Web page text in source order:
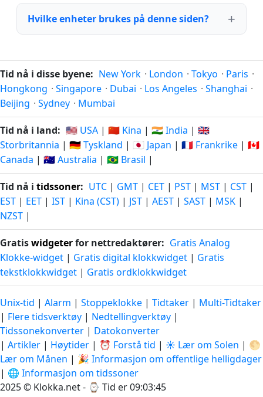
Hvilke enheter brukes på denne siden?
Tid nå i disse byene: New York · London · Tokyo · Paris ·
Hongkong · Singapore · Dubai · Los Angeles · Shanghai ·
Beijing · Sydney · Mumbai
Tid nå i land: 🇺🇸 USA | 🇨🇳 Kina | 🇮🇳 India | 🇬🇧
Storbritannia | 🇩🇪 Tyskland | 🇯🇵 Japan | 🇫🇷 Frankrike | 🇨🇦
Canada | 🇦🇺 Australia | 🇧🇷 Brasil |
Tid nå i tidssoner: UTC | GMT | CET | PST | MST | CST |
EST | EET | IST | Kina (CST) | JST | AEST | SAST | MSK |
NZST |
Gratiswidgeterfor nettredaktører: Gratis Analog
Klokke-widget | Gratis digital klokkwidget | Gratis
tekstklokkwidget | Gratis ordklokkwidget
Unix-tid | Alarm | Stoppeklokke | Tidtaker | Multi-Tidtaker
| Flere tidsverktøy | Nedtellingverktøy |
Tidssonekonverter | Datokonverter
| Artikler | Høytider | ⏰ Forstå tid | ☀️ Lær om Solen | 🌕
Lær om Månen | 🎉 Informasjon om offentlige helligdager
| 🌐 Informasjon om tidssoner
2025 © Klokka.net - ⌚ Tid er 09:03:45